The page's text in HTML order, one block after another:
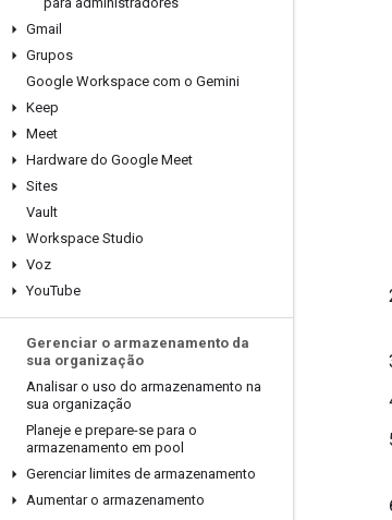
Gmail
Grupos
Google Workspace com o Gemini
Keep
Meet
Hardware do Google Meet
Sites
Vault
Workspace Studio
Voz
YouTube
Gerenciar o armazenamento da
sua organização
Analisar o uso do armazenamento na
sua organização
Planeje e prepare-se para o
armazenamento em pool
Gerenciar limites de armazenamento
Aumentar o armazenamento